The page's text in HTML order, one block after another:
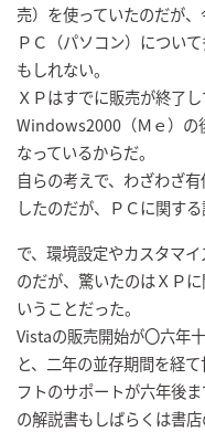
売）を使っていたのだが、
ＰＣ（パソコン）につい
もしれない。
ＸＰはすでに販売が終了
Windows2000（Ｍｅ）の
なっているからだ。
自らの考えで、わざわざ
したのだが、ＰＣに関す
で、環境設定やカスタマ
のだが、驚いたのはＸＰ
いうことだった。
Vistaの販売開始が〇六年
と、二年の並存期間を経
フトのサポートが六年後
の解説書もしばらくは書